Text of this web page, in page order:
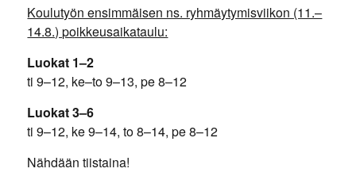
Koulutyön ensimmäisen ns. ryhmäytymisviikon (11.–
14.8.) poikkeusaikataulu:
Luokat 1–2
ti 9–12, ke–to 9–13, pe 8–12
Luokat 3–6
ti 9–12, ke 9–14, to 8–14, pe 8–12
Nähdään tiistaina!